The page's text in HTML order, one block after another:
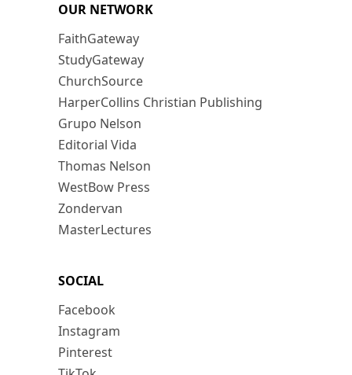
OUR NETWORK
FaithGateway
StudyGateway
ChurchSource
HarperCollins Christian Publishing
Grupo Nelson
Editorial Vida
Thomas Nelson
WestBow Press
Zondervan
MasterLectures
SOCIAL
Facebook
Instagram
Pinterest